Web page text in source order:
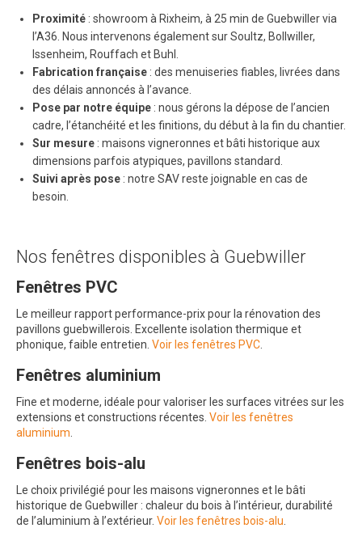
Proximité : showroom à Rixheim, à 25 min de Guebwiller via
l’A36. Nous intervenons également sur Soultz, Bollwiller,
Issenheim, Rouffach et Buhl.
Fabrication française : des menuiseries fiables, livrées dans
des délais annoncés à l’avance.
Pose par notre équipe : nous gérons la dépose de l’ancien
cadre, l’étanchéité et les finitions, du début à la fin du chantier.
Sur mesure : maisons vigneronnes et bâti historique aux
dimensions parfois atypiques, pavillons standard.
Suivi après pose : notre SAV reste joignable en cas de
besoin.
Nos fenêtres disponibles à Guebwiller
Fenêtres PVC
Le meilleur rapport performance-prix pour la rénovation des
pavillons guebwillerois. Excellente isolation thermique et
phonique, faible entretien. Voir les fenêtres PVC
Fenêtres aluminium
Fine et moderne, idéale pour valoriser les surfaces vitrées sur les
extensions et constructions récentes. Voir les fenêtres
aluminium
Fenêtres bois-alu
Le choix privilégié pour les maisons vigneronnes et le bâti
historique de Guebwiller : chaleur du bois à l’intérieur, durabilité
de l’aluminium à l’extérieur. Voir les fenêtres bois-alu